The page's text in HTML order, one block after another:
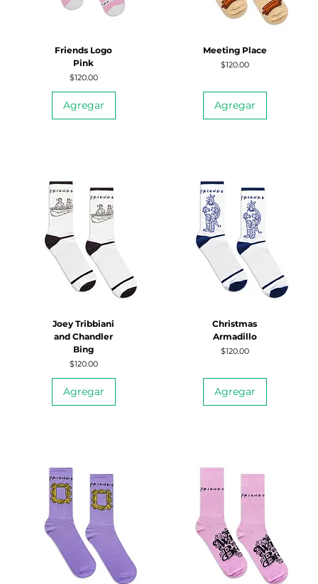
Friends Logo
Pink
Precio
$120.00
Agregar
Meeting Place
Precio
$120.00
Agregar
Joey Tribbiani
and Chandler
Bing
Precio
$120.00
Agregar
Christmas
Armadillo
Precio
$120.00
Agregar